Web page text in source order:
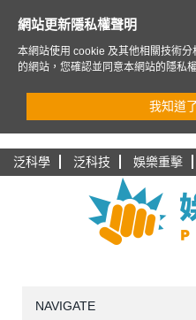
泛科學 泛科技 娛樂重擊
NAVIGATE
網站更新隱私權聲明
本網站使用 cookie 及其他相關技術
的網站，您確認並同意本網站的隱私
我知道